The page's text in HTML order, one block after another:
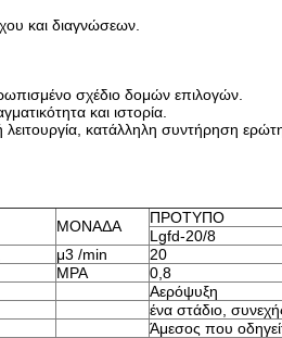
και διαγνώσεων.
σχέδιο δομών επιλογών.
και ιστορία.
κατάλληλη συντήρηση
ΜΟΝΑΔΑ
ΠΡΟΤΥΠΟ
Lgfd-20/8
μ3 /min 20
MPA 0,8
Αερόψυξη
ένα στάδιο,
Άμεσος που